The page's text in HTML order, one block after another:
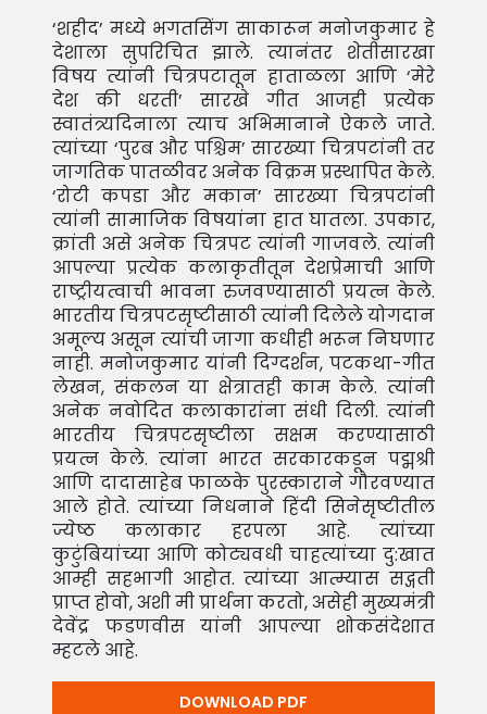
‘शहीद’ मध्ये भगतसिंग साकारून मनोजकुमार हे
देशाला सुपरिचित झाले. त्यानंतर शेतीसारखा
विषय त्यांनी चित्रपटातून हाताळला आणि ‘मेरे
देश की धरती’ सारखे गीत आजही प्रत्येक
स्वातंत्र्यदिनाला त्याच अभिमानाने ऐकले जाते.
त्यांच्या ‘पुरब और पश्चिम’ सारख्या चित्रपटांनी तर
जागतिक पातळीवर अनेक विक्रम प्रस्थापित केले.
‘रोटी कपडा और मकान’ सारख्या चित्रपटांनी
त्यांनी सामाजिक विषयांना हात घातला. उपकार,
क्रांती असे अनेक चित्रपट त्यांनी गाजवले. त्यांनी
आपल्या प्रत्येक कलाकृतीतून देशप्रेमाची आणि
राष्ट्रीयत्वाची भावना रुजवण्यासाठी प्रयत्न केले.
भारतीय चित्रपटसृष्टीसाठी त्यांनी दिलेले योगदान
अमूल्य असून त्यांची जागा कधीही भरून निघणार
नाही. मनोजकुमार यांनी दिग्दर्शन, पटकथा-गीत
लेखन, संकलन या क्षेत्रातही काम केले. त्यांनी
अनेक नवोदित कलाकारांना संधी दिली. त्यांनी
भारतीय चित्रपटसृष्टीला सक्षम करण्यासाठी
प्रयत्न केले. त्यांना भारत सरकारकडून पद्मश्री
आणि दादासाहेब फाळके पुरस्काराने गौरवण्यात
आले होते. त्यांच्या निधनाने हिंदी सिनेसृष्टीतील
ज्येष्ठ कलाकार हरपला आहे. त्यांच्या
कुटुंबियांच्या आणि कोट्यवधी चाहत्यांच्या दु:खात
आम्ही सहभागी आहोत. त्यांच्या आत्म्यास सद्गती
प्राप्त होवो, अशी मी प्रार्थना करतो, असेही मुख्यमंत्री
देवेंद्र फडणवीस यांनी आपल्या शोकसंदेशात
म्हटले आहे.
DOWNLOAD PDF